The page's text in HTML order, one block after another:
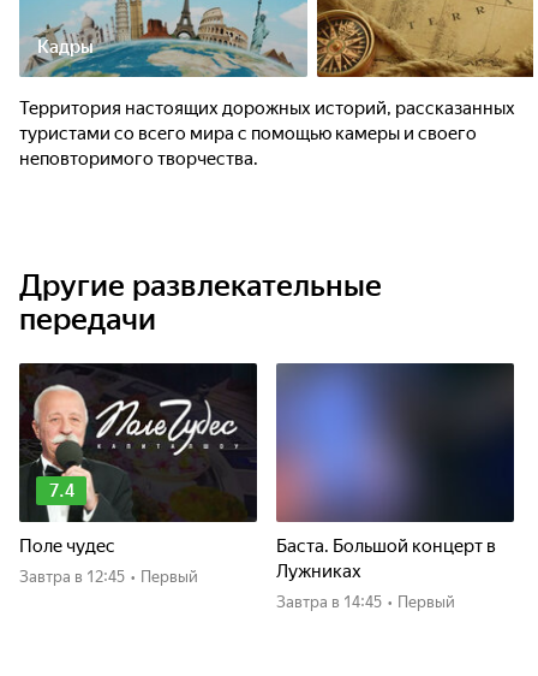
Кадры
Территория настоящих дорожных историй, рассказанных
туристами со всего мира с помощью камеры и своего
неповторимого творчества.
Другие развлекательные
передачи
7.4
Поле чудес
Завтра в 12:45 • Первый
Баста. Большой концерт в
Лужниках
Завтра в 14:45 • Первый